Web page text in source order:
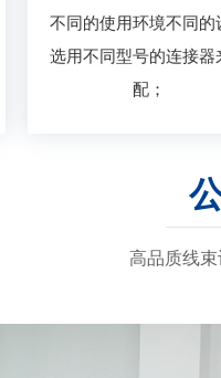
不同的使用环境不同的
选用不同型号的连接器
配；
高品质线